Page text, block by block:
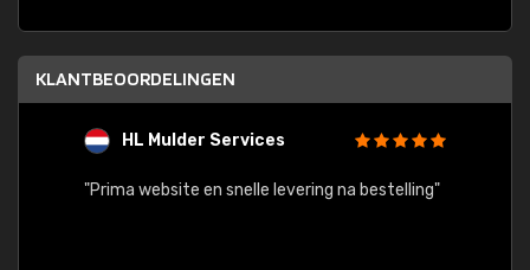
KLANTBEOORDELINGEN
HL Mulder Services
"Prima website en snelle levering na bestelling"